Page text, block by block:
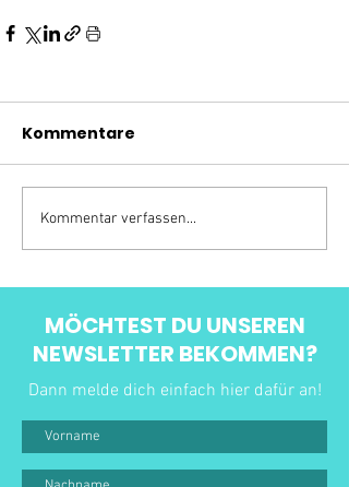
Kommentare
Kommentar verfassen...
MÖCHTEST DU UNSEREN
NEWSLETTER BEKOMMEN?
Dann melde dich einfach hier dafür an!